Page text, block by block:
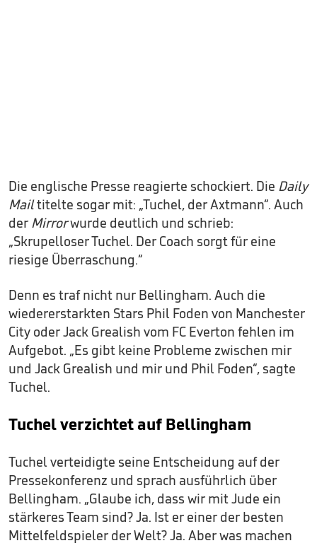
Die englische Presse reagierte schockiert. Die Daily
Mailtitelte sogar mit: „Tuchel, der Axtmann“. Auch
der Mirrorwurde deutlich und schrieb:
„Skrupelloser Tuchel. Der Coach sorgt für eine
riesige Überraschung.“
Denn es traf nicht nur Bellingham. Auch die
wiedererstarkten Stars Phil Foden von Manchester
City oder Jack Grealish vom FC Everton fehlen im
Aufgebot. „Es gibt keine Probleme zwischen mir
und Jack Grealish und mir und Phil Foden“, sagte
Tuchel.
Tuchel verzichtet auf Bellingham
Tuchel verteidigte seine Entscheidung auf der
Pressekonferenz und sprach ausführlich über
Bellingham. „Glaube ich, dass wir mit Jude ein
stärkeres Team sind? Ja. Ist er einer der besten
Mittelfeldspieler der Welt? Ja. Aber was machen